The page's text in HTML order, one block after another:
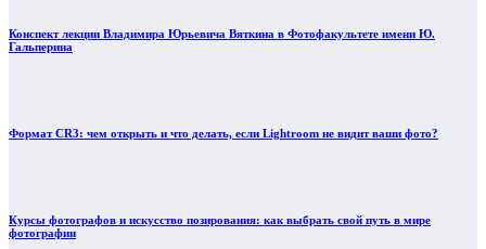
Конспект лекции Владимира Юрьевича Вяткина в Фотофакультете имени Ю.
Гальперина
Формат CR3: чем открыть и что делать, если Lightroom не видит ваши фото?
Курсы фотографов и искусство позирования: как выбрать свой путь в мире
фотографии